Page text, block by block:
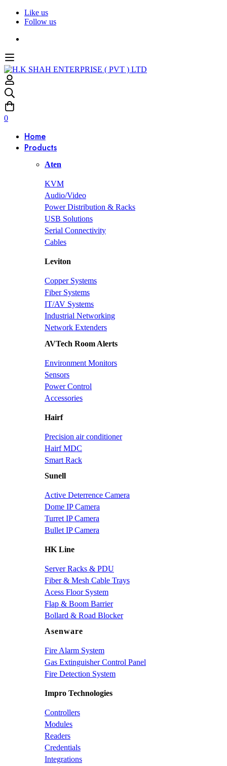
Like us
Follow us
0
Home
Products
Aten
KVM
Audio/Video
Power Distribution & Racks
USB Solutions
Serial Connectivity
Cables
Leviton
Copper Systems
Fiber Systems
IT/AV Systems
Industrial Networking
Network Extenders
AVTech Room Alerts
Environment Monitors
Sensors
Power Control
Accessories
Hairf
Precision air conditioner
Hairf MDC
Smart Rack
Sunell
Active Deterrence Camera
Dome IP Camera
Turret IP Camera
Bullet IP Camera
HK Line
Server Racks & PDU
Fiber & Mesh Cable Trays
Acess Floor System
Flap & Boom Barrier
Bollard & Road Blocker
Asenware
Fire Alarm System
Gas Extinguisher Control Panel
Fire Detection System
Impro Technologies
Controllers
Modules
Readers
Credentials
Integrations